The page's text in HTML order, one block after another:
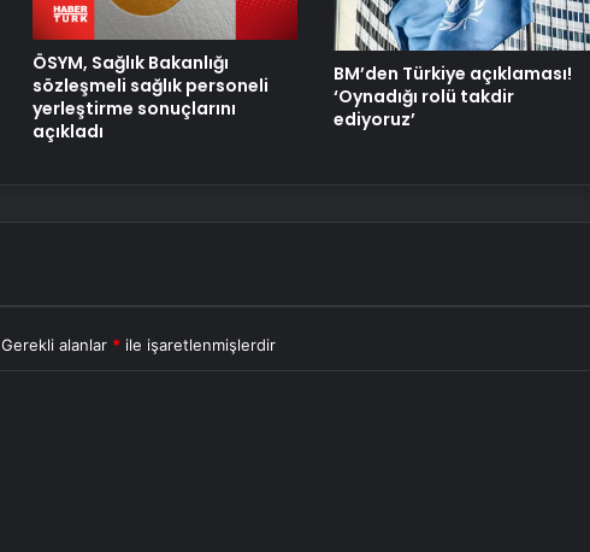
Hizmetleri
ÖSYM, Sağlık Bakanlığı
sözleşmeli sağlık personeli
yerleştirme sonuçlarını
açıkladı
BM’den Türkiye açıklaması!
‘Oynadığı rolü takdir
ediyoruz’
Gerekli alanlar * ile işaretlenmişlerdir